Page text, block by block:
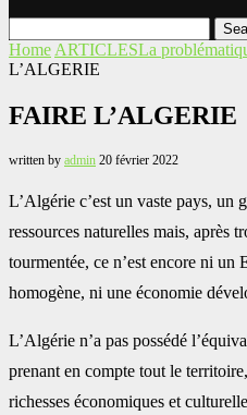
Home ARTICLESLa
L’ALGERIE
FAIRE L’ALGERIE
written by admin 20 février 2022
L’Algérie c’est un vaste pays, un
ressources naturelles mais, après
tourmentée, ce n’est encore ni un
homogène, ni une économie
L’Algérie n’a pas possédé
prenant en compte tout le
richesses économiques et